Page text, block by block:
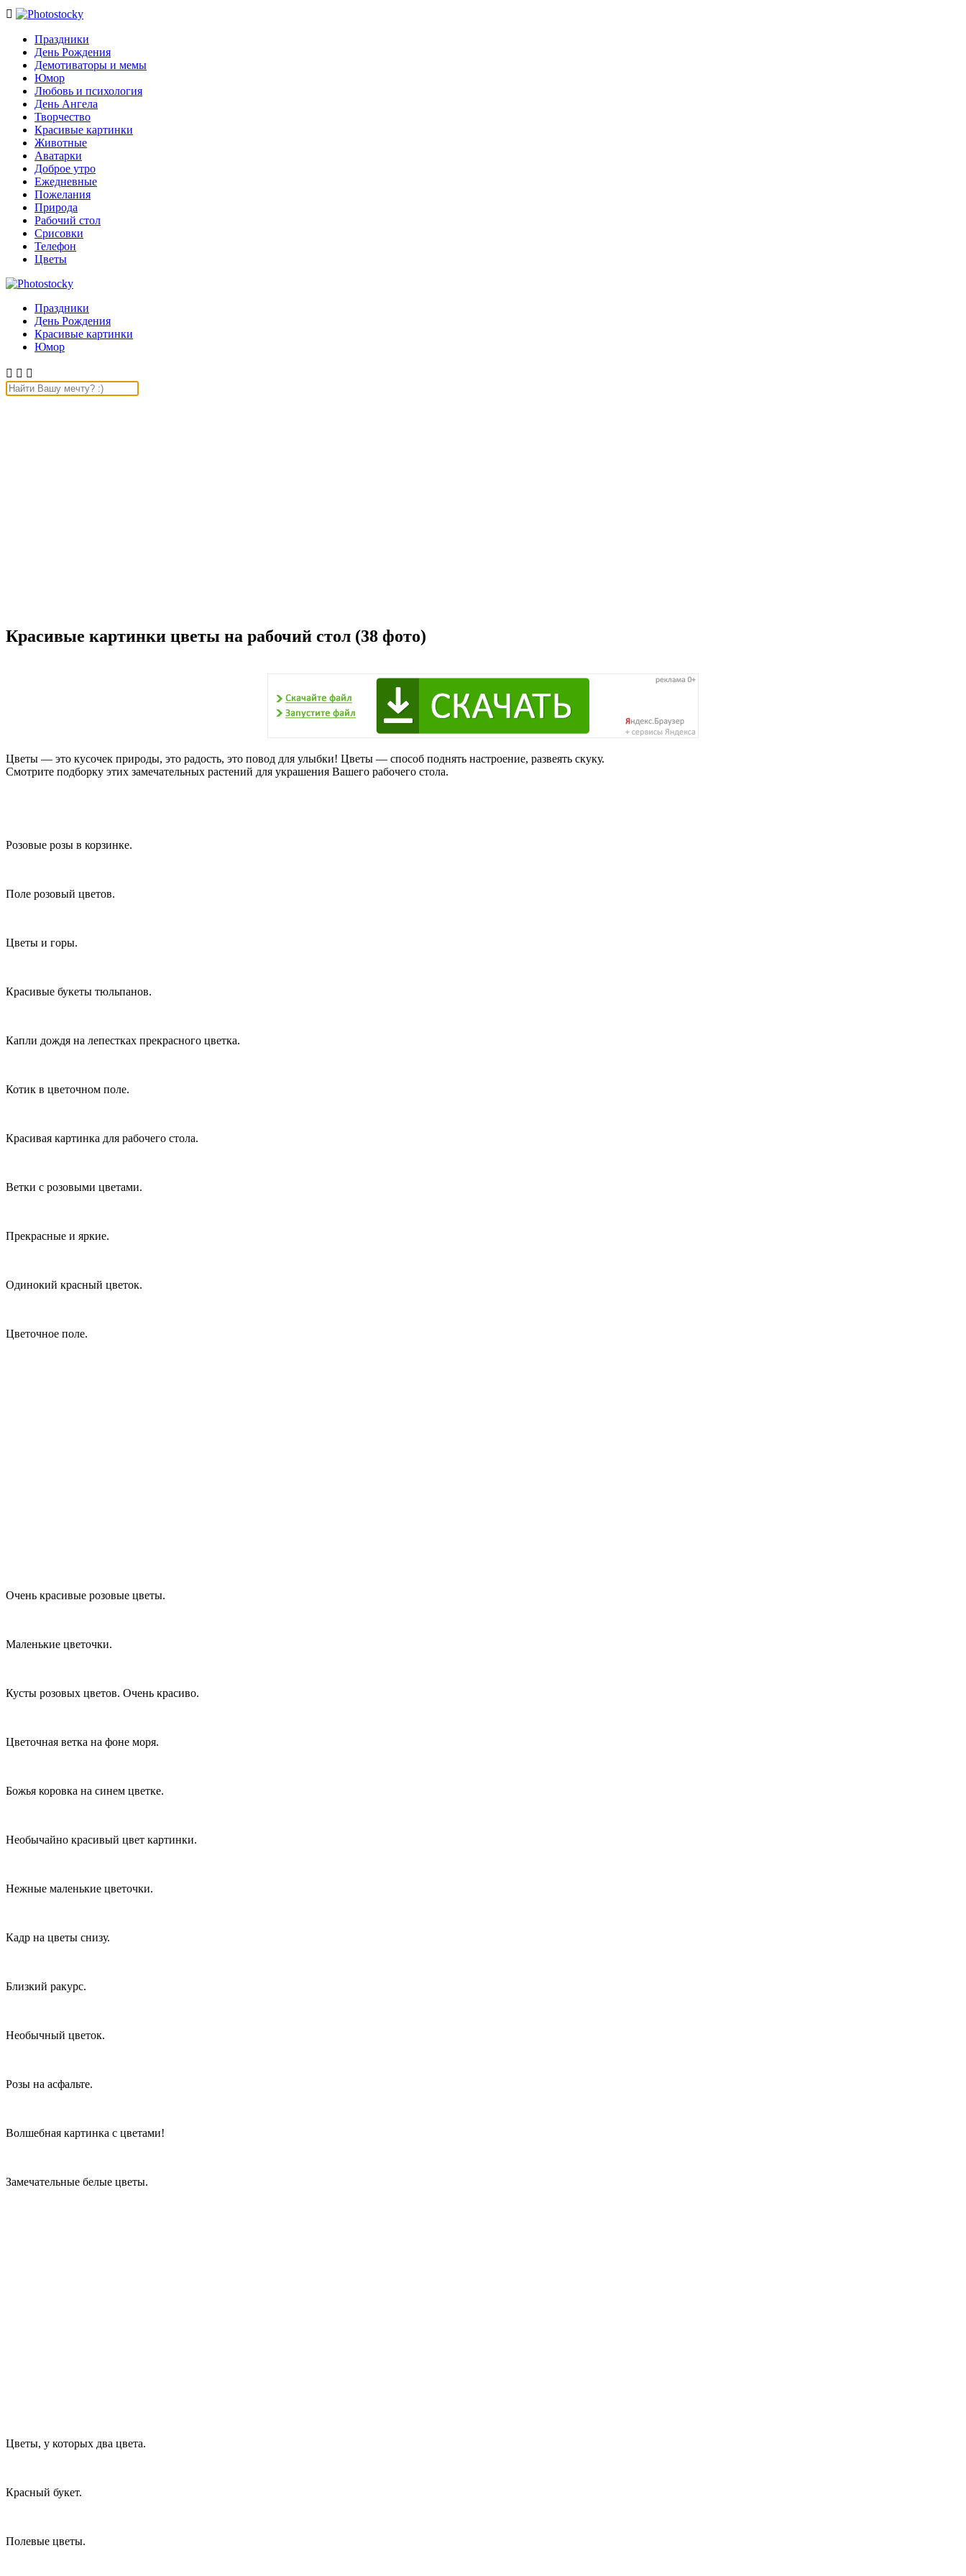

Праздники
День Рождения
Демотиваторы и мемы
Юмор
Любовь и психология
День Ангела
Творчество
Красивые картинки
Животные
Аватарки
Доброе утро
Ежедневные
Пожелания
Природа
Рабочий стол
Срисовки
Телефон
Цветы
Праздники
День Рождения
Красивые картинки
Юмор
  
Красивые картинки цветы на рабочий стол (38 фото)
Цветы — это кусочек природы, это радость, это повод для улыбки! Цветы — способ поднять настроение, развеять скуку.
Смотрите подборку этих замечательных растений для украшения Вашего рабочего стола.
Розовые розы в корзинке.
Поле розовый цветов.
Цветы и горы.
Красивые букеты тюльпанов.
Капли дождя на лепестках прекрасного цветка.
Котик в цветочном поле.
Красивая картинка для рабочего стола.
Ветки с розовыми цветами.
Прекрасные и яркие.
Одинокий красный цветок.
Цветочное поле.
Очень красивые розовые цветы.
Маленькие цветочки.
Кусты розовых цветов. Очень красиво.
Цветочная ветка на фоне моря.
Божья коровка на синем цветке.
Необычайно красивый цвет картинки.
Нежные маленькие цветочки.
Кадр на цветы снизу.
Близкий ракурс.
Необычный цветок.
Розы на асфальте.
Волшебная картинка с цветами!
Замечательные белые цветы.
Цветы, у которых два цвета.
Красный букет.
Полевые цветы.